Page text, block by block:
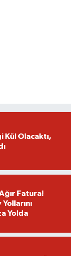
Kül Olacaktı,
Fatura!
Yolda